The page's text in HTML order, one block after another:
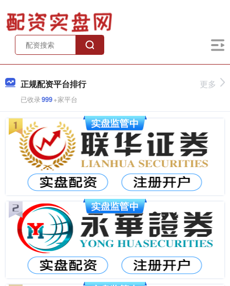
正规配资平台排行
已收录999+家平台
更多